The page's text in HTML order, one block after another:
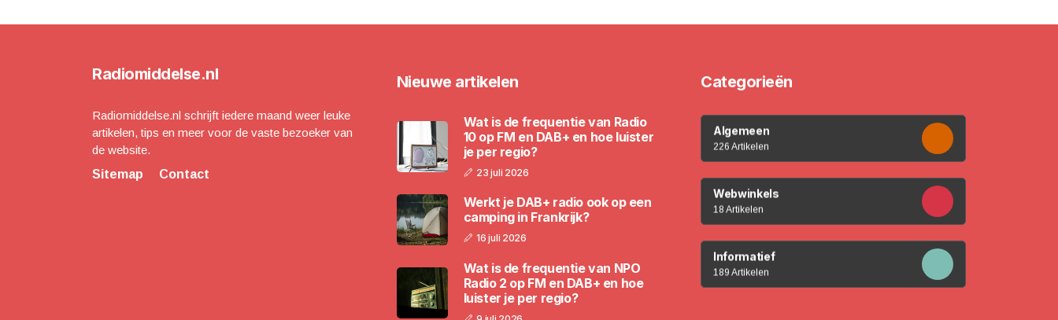
Radiomiddelse.nl
Radiomiddelse.nl schrijft iedere maand weer leuke
artikelen, tips en meer voor de vaste bezoeker van
de website.
Sitemap
Contact
Nieuwe artikelen
Wat is de frequentie van Radio
10 op FM en DAB+ en hoe luister
je per regio?
23 juli 2026
Werkt je DAB+ radio ook op een
camping in Frankrijk?
16 juli 2026
Wat is de frequentie van NPO
Radio 2 op FM en DAB+ en hoe
luister je per regio?
Categorieën
Algemeen
226 Artikelen
Webwinkels
18 Artikelen
Informatief
189 Artikelen